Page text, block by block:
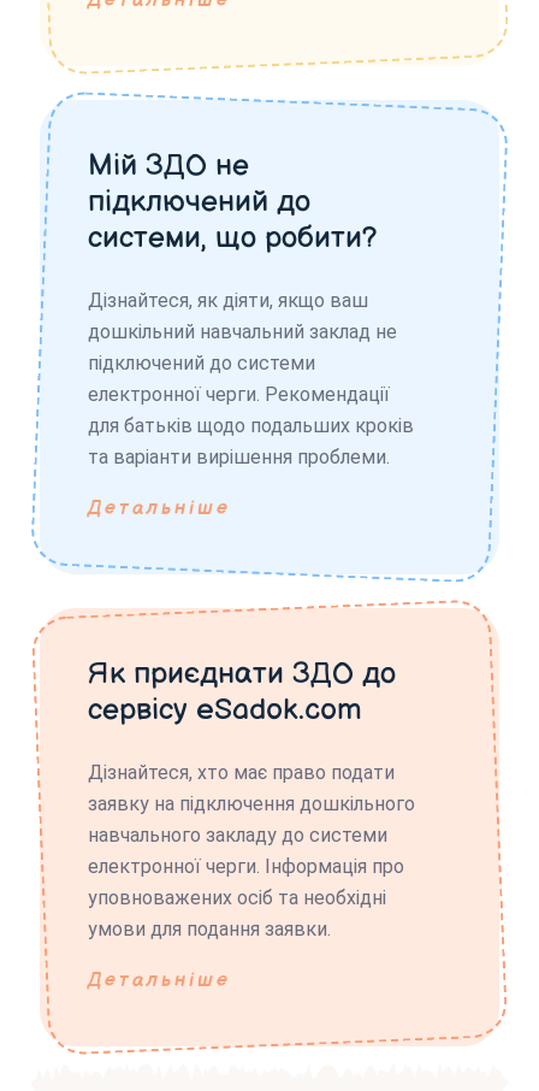
Мій ЗДО не
підключений до
системи, що робити?
Дізнайтеся, як діяти, якщо ваш
дошкільний навчальний заклад не
підключений до системи
електронної черги. Рекомендації
для батьків щодо подальших кроків
та варіанти вирішення проблеми.
Детальніше
Як приєднати ЗДО до
сервісу eSadok.com
Дізнайтеся, хто має право подати
заявку на підключення дошкільного
навчального закладу до системи
електронної черги. Інформація про
уповноважених осіб та необхідні
умови для подання заявки.
Детальніше